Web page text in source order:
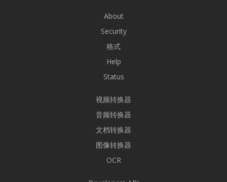
About
Security
格式
Help
Status
视频转换器
音频转换器
文档转换器
图像转换器
OCR